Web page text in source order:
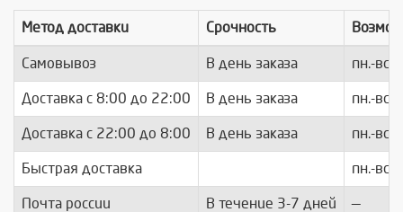
Метод доставки Срочность
Самовывоз В день заказа пн.-вс.
Доставка c 8:00 до 22:00 В день заказа пн.-вс.
Доставка с 22:00 до 8:00 В день заказа пн.-вс.
Быстрая доставка пн.-вс.
Почта россии В течение 3-7 дней —